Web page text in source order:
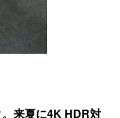
来夏に4K HDR対